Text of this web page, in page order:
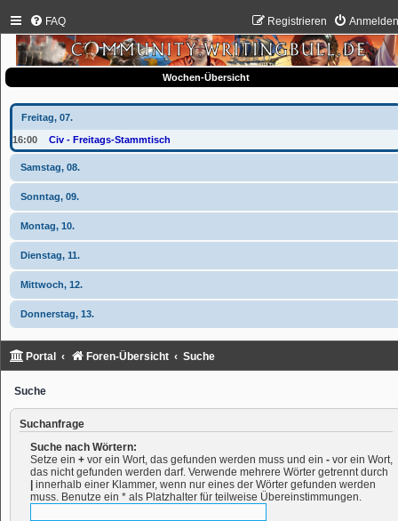
FAQ Registrieren
Wochen-Übersicht
Freitag, 07.
16:00 Civ - Freitags-Stammtisch
Samstag, 08.
Sonntag, 09.
Montag, 10.
Dienstag, 11.
Mittwoch, 12.
Donnerstag, 13.
Portal Foren-Übersicht Suche
Suche
Suchanfrage
Suche nach Wörtern:
Setze ein + vor ein Wort, das gefunden werden muss und ein - vor ein Wort,
das nicht gefunden werden darf. Verwende mehrere Wörter getrennt durch
| innerhalb einer Klammer, wenn nur eines der Wörter gefunden werden
muss. Benutze ein * als Platzhalter für teilweise Übereinstimmungen.